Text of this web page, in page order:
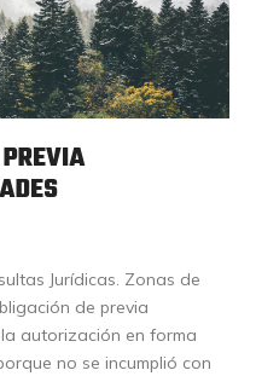
Jurídicas. Zonas de
de previa
autorización en forma
no se incumplió con